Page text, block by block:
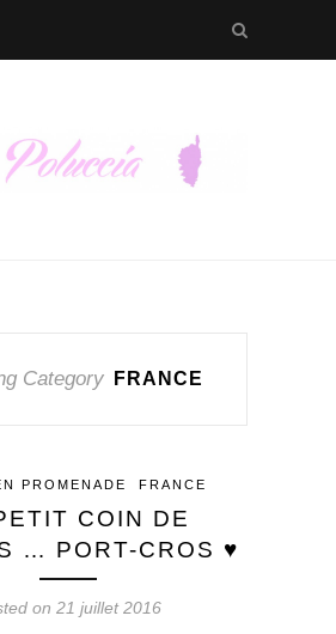
Category FRANCE
PROMENADE FRANCE
COIN DE
… PORT-CROS ♥
on 21 juillet 2016